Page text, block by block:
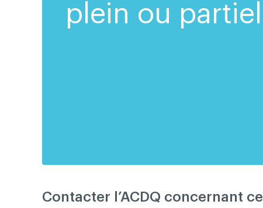
plein ou partiel
Contacter l’ACDQ concernant